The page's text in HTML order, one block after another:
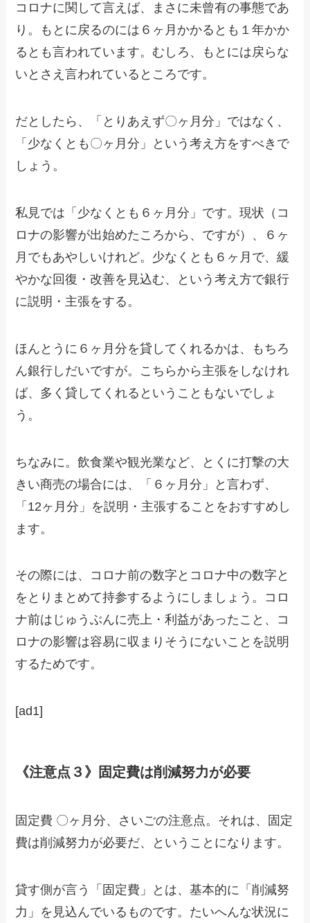
コロナに関して言えば、まさに未曾有の事態であ
り。もとに戻るのには６ヶ月かかるとも１年かか
るとも言われています。むしろ、もとには戻らな
いとさえ言われているところです。
だとしたら、「とりあえず〇ヶ月分」ではなく、
「少なくとも〇ヶ月分」という考え方をすべきで
しょう。
私見では「少なくとも６ヶ月分」です。現状（コ
ロナの影響が出始めたころから、ですが）、６ヶ
月でもあやしいけれど。少なくとも６ヶ月で、緩
やかな回復・改善を見込む、という考え方で銀行
に説明・主張をする。
ほんとうに６ヶ月分を貸してくれるかは、もちろ
ん銀行しだいですが。こちらから主張をしなけれ
ば、多く貸してくれるということもないでしょ
う。
ちなみに。飲食業や観光業など、とくに打撃の大
きい商売の場合には、「６ヶ月分」と言わず、
「12ヶ月分」を説明・主張することをおすすめし
ます。
その際には、コロナ前の数字とコロナ中の数字と
をとりまとめて持参するようにしましょう。コロ
ナ前はじゅうぶんに売上・利益があったこと、コ
ロナの影響は容易に収まりそうにないことを説明
するためです。
[ad1]
《注意点３》固定費は削減努力が必要
固定費 〇ヶ月分、さいごの注意点。それは、固定
費は削減努力が必要だ、ということになります。
貸す側が言う「固定費」とは、基本的に「削減努
力」を見込んでいるものです。たいへんな状況に